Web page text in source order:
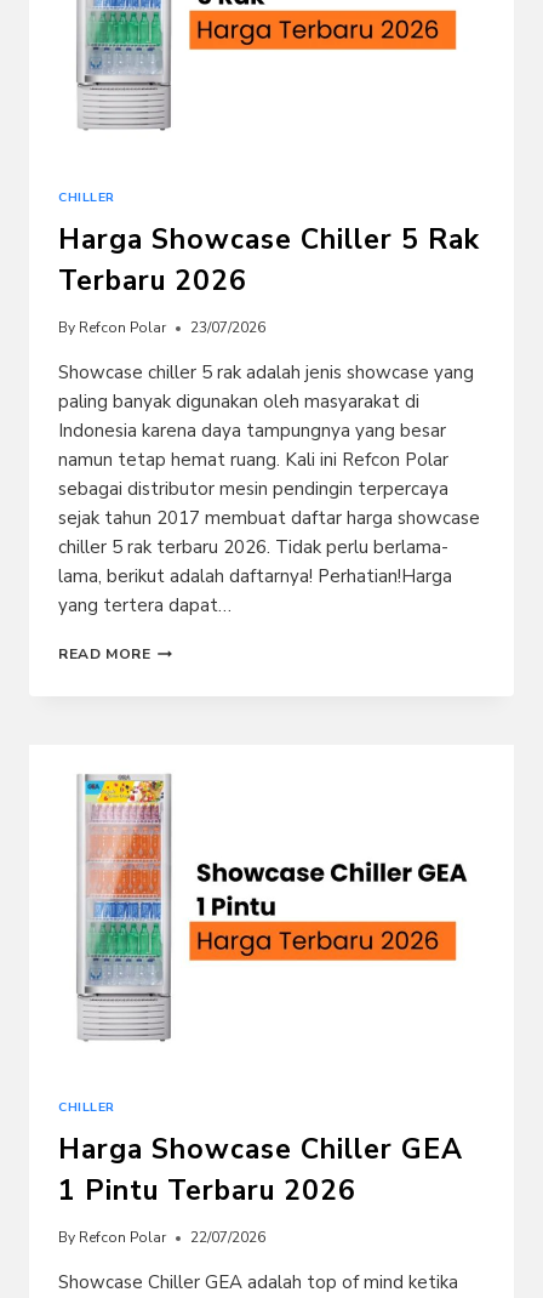
CHILLER
Harga Showcase Chiller 5 Rak
Terbaru 2026
By Refcon Polar 23/07/2026
Showcase chiller 5 rak adalah jenis showcase yang
paling banyak digunakan oleh masyarakat di
Indonesia karena daya tampungnya yang besar
namun tetap hemat ruang. Kali ini Refcon Polar
sebagai distributor mesin pendingin terpercaya
sejak tahun 2017 membuat daftar harga showcase
chiller 5 rak terbaru 2026. Tidak perlu berlama-
lama, berikut adalah daftarnya! Perhatian!Harga
yang tertera dapat…
READ MOREHARGA
2026
CHILLER
Harga Showcase Chiller GEA
1 Pintu Terbaru 2026
By Refcon Polar 22/07/2026
Showcase Chiller GEA adalah top of mind ketika